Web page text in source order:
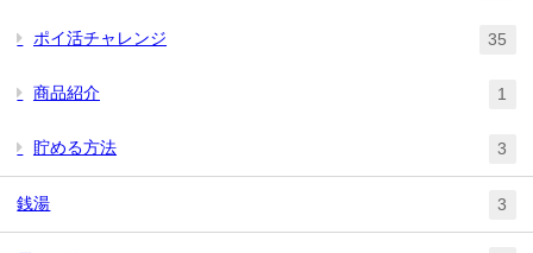
ポイ活チャレンジ 35
商品紹介 1
貯める方法 3
銭湯 3